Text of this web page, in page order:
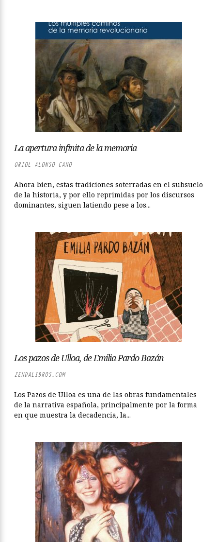
La apertura infinita de la memoria
ORIOL ALONSO CANO
Ahora bien, estas tradiciones soterradas en el subsuelo
de la historia, y por ello reprimidas por los discursos
dominantes, siguen latiendo pese a los...
Los pazos de Ulloa, de Emilia Pardo Bazán
ZENDALIBROS.COM
Los Pazos de Ulloa es una de las obras fundamentales
de la narrativa española, principalmente por la forma
en que muestra la decadencia, la...